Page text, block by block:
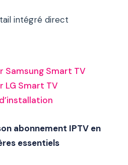
intégré direct
Samsung Smart TV
LG Smart TV
abonnement IPTV en
essentiels